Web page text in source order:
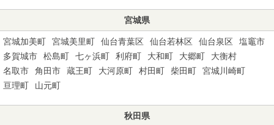
宮城県
宮城加美町 宮城美里町 仙台青葉区 仙台若林区 仙台泉区
塩竈市
多賀城市
松島町 七ヶ浜町 利府町 大和町 大郷町
大衡村
名取市
角田市 蔵王町 大河原町 村田町 柴田町
宮城川崎町
亘理町
山元町
秋田県